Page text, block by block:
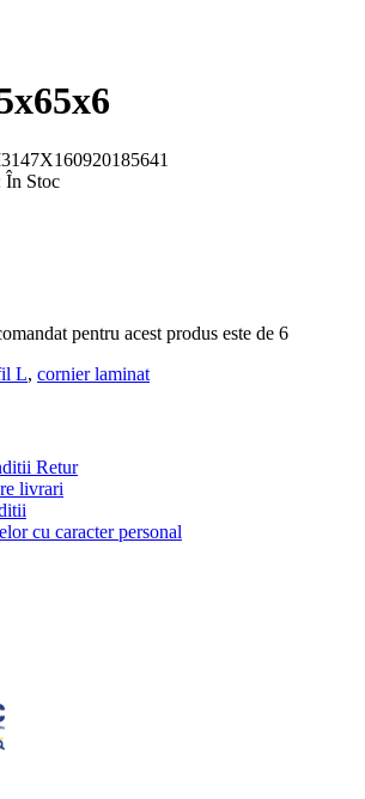
În Stoc
pentru acest produs este de 6
L, cornier laminat
Retur
livrari
cu caracter personal